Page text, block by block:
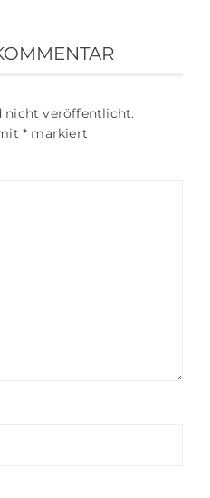
nicht veröffentlicht.
* markiert